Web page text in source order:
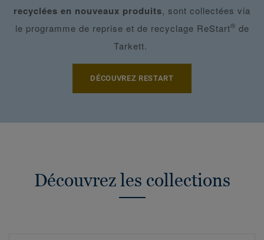
recyclées en nouveaux produits, sont collectées via
le programme de reprise et de recyclage ReStart® de
Tarkett.
DÉCOUVREZ RESTART
Découvrez les collections